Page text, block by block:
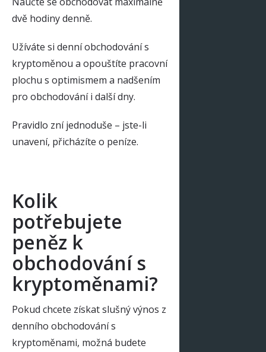
dvě hodiny denně.
Užíváte si denní obchodování s
kryptoměnou a opouštíte pracovní
plochu s optimismem a nadšením
pro obchodování i další dny.
Pravidlo zní jednoduše – jste-li
unavení, přicházíte o peníze.
Kolik
potřebujete
peněz k
obchodování s
kryptoměnami?
Pokud chcete získat slušný výnos z
denního obchodování s
kryptoměnami, možná budete